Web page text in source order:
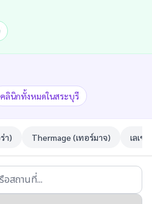
คลินิกทั้งหมดในสระบุรี
า) Thermage (เทอร์มาจ) เลเซ